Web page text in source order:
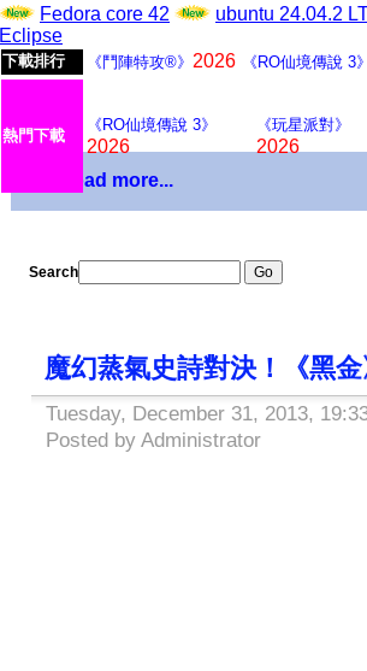
Fedora core 42
ubuntu 24.04.2
Eclipse
下載排行 《鬥陣特攻®》 2026 《RO仙境傳說 3
熱門下載
《RO仙境傳說 3》
2026
《玩星派對》
2026
Download more...
Search
魔幻蒸氣史詩對決！《黑
Tuesday, December 31, 2013,
Posted by Administrator